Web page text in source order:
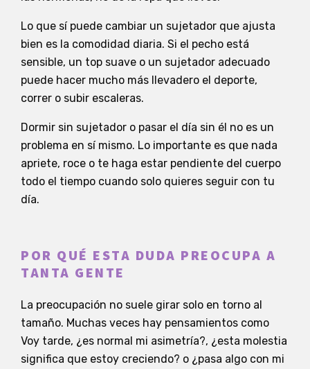
Lo que sí puede cambiar un sujetador que ajusta
bien es la comodidad diaria. Si el pecho está
sensible, un top suave o un sujetador adecuado
puede hacer mucho más llevadero el deporte,
correr o subir escaleras.
Dormir sin sujetador o pasar el día sin él no es un
problema en sí mismo. Lo importante es que nada
apriete, roce o te haga estar pendiente del cuerpo
todo el tiempo cuando solo quieres seguir con tu
día.
POR QUÉ ESTA DUDA PREOCUPA A
TANTA GENTE
La preocupación no suele girar solo en torno al
tamaño. Muchas veces hay pensamientos como
Voy tarde, ¿es normal mi asimetría?, ¿esta molestia
significa que estoy creciendo? o ¿pasa algo con mi